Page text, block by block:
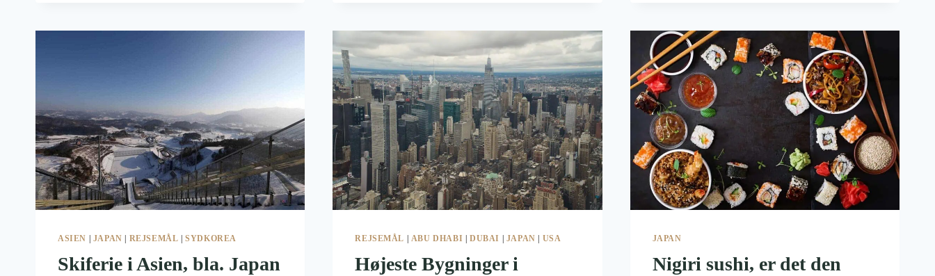
FORKLARINGEN
ER
MERE
INTERESSANT
END
TALLET
OG
VEST
FEJRE
ÅRETS
MEST
UHYGGELIGE
TID?
ASIEN JAPAN REJSEMÅL |SYDKOREA
Skiferie i Asien, bla. Japan
REJSEMÅL ABU DHABI |DUBAI JAPAN USA
Højeste Bygninger i
JAPAN
Nigiri sushi, er det den